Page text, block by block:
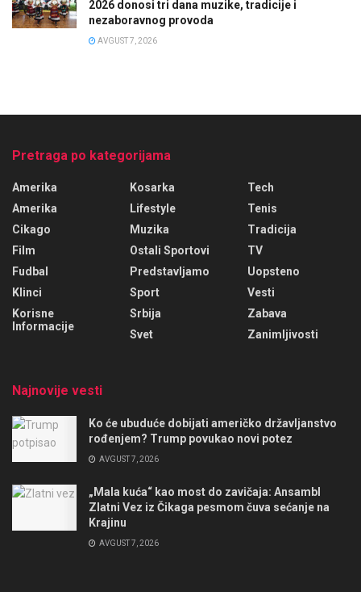
2026 donosi tri dana muzike, tradicije i
nezaboravnog provoda
AVGUST 7, 2026
Pretraga po kategorijama
Amerika
Amerika
Cikago
Film
Fudbal
Klinci
Korisne
Informacije
Kosarka
Lifestyle
Muzika
Ostali Sportovi
Predstavljamo
Sport
Srbija
Svet
Tech
Tenis
Tradicija
TV
Uopsteno
Vesti
Zabava
Zanimljivosti
Najnovije vesti
Ko će ubuduće dobijati američko državljanstvo
rođenjem? Trump povukao novi potez
AVGUST 7, 2026
„Mala kuća“ kao most do zavičaja: Ansambl
Zlatni Vez iz Čikaga pesmom čuva sećanje na
Krajinu
AVGUST 7, 2026